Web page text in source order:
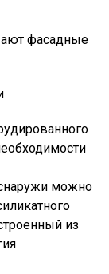
фасадные
можно
из